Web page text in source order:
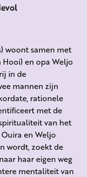
woont samen met
Hooi) en opa Weljo
in de
mannen zijn
rationele
met de
van het
en Weljo
wordt, zoekt de
haar eigen weg
mentaliteit van